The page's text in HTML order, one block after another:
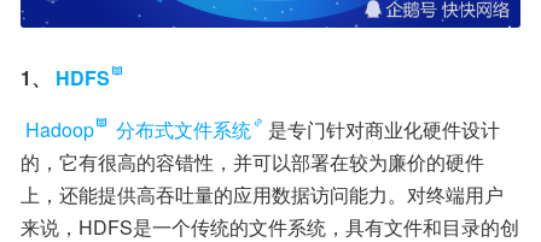
1、
HDFS
Hadoop
分布式文件系统
是专门针对商业化硬件设计
的，它有很高的容错性，并可以部署在较为廉价的硬件
上，还能提供高吞吐量的应用数据访问能力。对终端用户
来说，HDFS是一个传统的文件系统，具有文件和目录的创